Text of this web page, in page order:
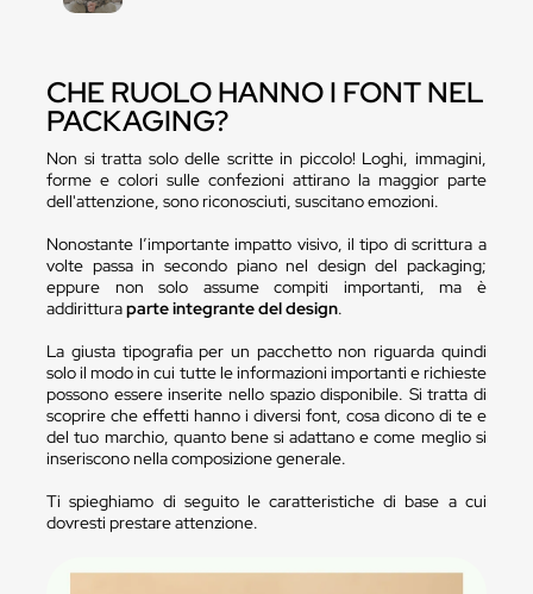
CHE RUOLO HANNO I FONT NEL
PACKAGING?
Non si tratta solo delle scritte in piccolo! Loghi, immagini,
forme e colori sulle confezioni attirano la maggior parte
dell'attenzione, sono riconosciuti, suscitano emozioni.
Nonostante l’importante impatto visivo, il tipo di scrittura a
volte passa in secondo piano nel design del packaging;
eppure non solo assume compiti importanti, ma è
addiritturaparte integrante del design.
La giusta tipografia per un pacchetto non riguarda quindi
solo il modo in cui tutte le informazioni importanti e richieste
possono essere inserite nello spazio disponibile. Si tratta di
scoprire che effetti hanno i diversi font, cosa dicono di te e
del tuo marchio, quanto bene si adattano e come meglio si
inseriscono nella composizione generale.
Ti spieghiamo di seguito le caratteristiche di base a cui
dovresti prestare attenzione.